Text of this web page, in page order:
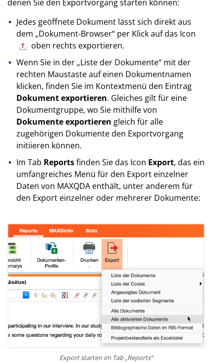
denen Sie den Exportvorgang starten können:
Jedes geöffnete Dokument lässt sich direkt aus
dem „Dokument-Browser“ per Klick auf das Icon
oben rechts exportieren.
Wenn Sie in der „Liste der Dokumente“ mit der
rechten Maustaste auf einen Dokumentnamen
klicken, finden Sie im Kontextmenü den Eintrag
Dokument exportieren. Gleiches gilt für eine
Dokumentgruppe, wo Sie mithilfe von
Dokumente exportieren gleich für alle
zugehörigen Dokumente den Exportvorgang
initiieren können.
Im Tab Reportsfinden Sie das Icon Export, das ein
umfangreiches Menü für den Export einzelner
Daten von MAXQDA enthält, unter anderem für
den Export einzelner oder mehrerer Dokumente:
Export starten im Tab „Reports“